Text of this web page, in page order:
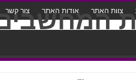
צוות האתר אודות האתר צור קשר